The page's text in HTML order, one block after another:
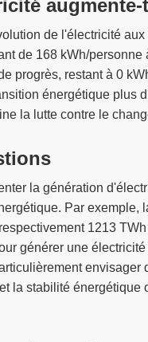
de l'électricité
de 168 kWh/
progrès, restant à 0
énergétique plus
la lutte contre le
la génération
Par exemple,
1213
générer une
envisager
la stabilité énergétique